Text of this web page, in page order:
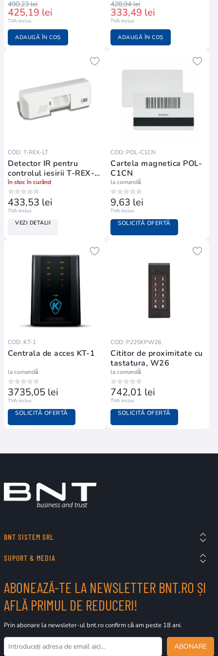
Johnson
Controls
Parte din grupul global JCI
8
Industrii acoperite
Ediții EntraPass (Special,
Corporate, Global)
End-to-End
o platformă
Cloud-Ready
Hattrix · EntraPass Web · Mobile App
EntraPass — Platforma
Software de Control Acces
EntraPass este platforma centrală Kantech — software de
management al securității preconfigurat, ușor de instalat,
operat și integrat, disponibil în 3 ediții scalabile.
SPECIAL EDITION
EntraPass Special Edition
Soluția entry-level pentru sisteme mici
cu un singur controller —
management utilizatori, uși și
EntraPass Corporate Edition
Pentru organizații în creștere cu nevoi
multi-site — integrare video și alarmă,
software scalabil și flexibil pentru
gestionarea securității pe mai multe
locații.
490,23 lei
425,19 lei
TVA inclus
ADAUGĂ ÎN COȘ
428,94 lei
333,49 lei
TVA inclus
ADAUGĂ ÎN COȘ
COD: T-REX-LT
Detector IR pentru
controlul iesirii T-REX-
LT
în stoc în curând
433,53 lei
TVA inclus
VEZI DETALII
COD: POL-C1CN
Cartela magnetica POL-
C1CN
la comandă
9,63 lei
TVA inclus
SOLICITĂ OFERTĂ
COD: KT-1
Centrala de acces KT-1
la comandă
3735,05 lei
TVA inclus
SOLICITĂ OFERTĂ
COD: P225KPW26
Cititor de proximitate cu
tastatura, W26
la comandă
742,01 lei
TVA inclus
SOLICITĂ OFERTĂ
BNT SISTEM SRL
SUPORT & MEDIA
ABONEAZĂ-TE LA NEWSLETTER BNT.RO ȘI
AFLĂ PRIMUL DE REDUCERI!
Prin abonare la newsleter-ul bnt.ro confirm că am peste 18 ani.
ABONARE